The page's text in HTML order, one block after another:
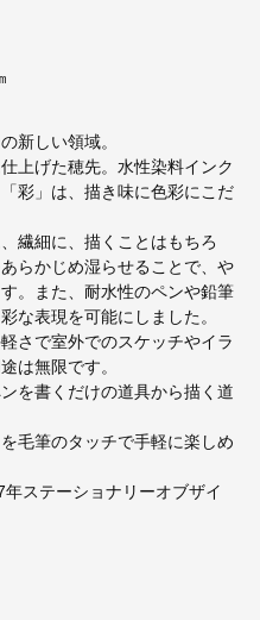
新しい領域。
上げた穂先。水性染料インク
彩」は、描き味に色彩にこだ
繊細に、描くことはもちろ
らかじめ湿らせることで、や
。また、耐水性のペンや鉛筆
な表現を可能にしました。
さで室外でのスケッチやイラ
は無限です。
を書くだけの道具から描く道
毛筆のタッチで手軽に楽しめ
ステーショナリーオブザイ